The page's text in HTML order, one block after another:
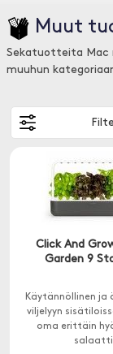
Muut
Sekatuotteita Mac
muuhun
Click And
Garden 9
Käytännöllinen ja
viljelyyn
oma erittäin